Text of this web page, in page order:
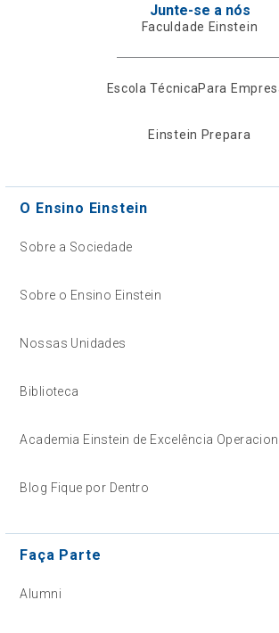
Junte-se a nós
Faculdade Einstein
Escola TécnicaPara
Einstein Prepara
O Ensino Einstein
Sobre a Sociedade
Sobre o Ensino Einstein
Nossas Unidades
Biblioteca
Academia Einstein de Excelência
Blog Fique por Dentro
Faça Parte
Alumni